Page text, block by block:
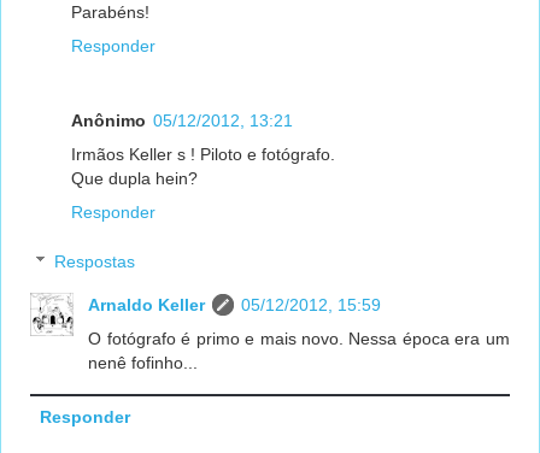
Parabéns!
Responder
Anônimo 05/12/2012, 13:21
Irmãos Keller s ! Piloto e fotógrafo.
Que dupla hein?
Responder
Respostas
Arnaldo Keller
05/12/2012, 15:59
O fotógrafo é primo e mais novo. Nessa época era um
nenê fofinho...
Responder